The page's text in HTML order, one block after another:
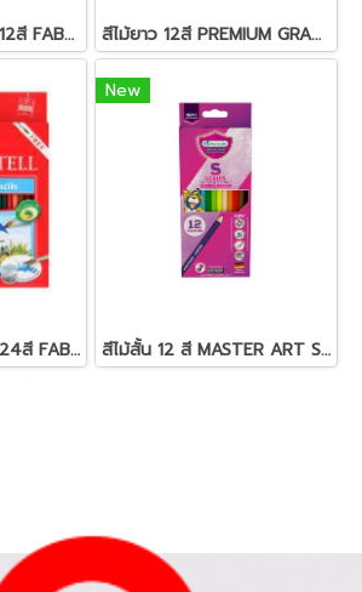
สีไม้ระบายน้ำนกแก้ว 12สี FABER-CASTELL สีไม้ยาว 12สี PREMIUM GRADE MASTER-ART
สีไม้ระบายน้ำนกแก้ว 24สี FABER-CASTELL
New
สีไม้สั้น 12 สี MASTER ART S-SERIES